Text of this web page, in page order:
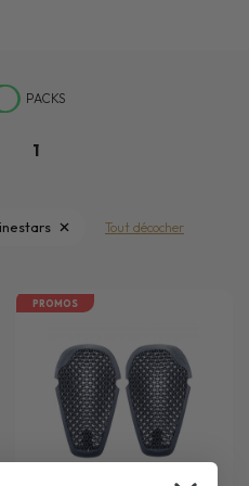
PACKS
1
Tout décocher
PROMOS